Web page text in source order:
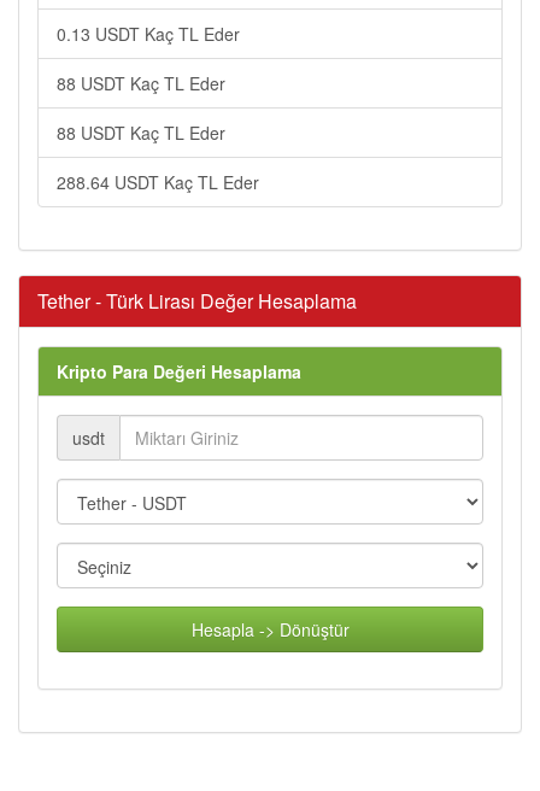
0.13 USDT Kaç TL Eder
88 USDT Kaç TL Eder
88 USDT Kaç TL Eder
288.64 USDT Kaç TL Eder
Tether - Türk Lirası Değer Hesaplama
Kripto Para Değeri Hesaplama
usdt
Hesapla -> Dönüştür